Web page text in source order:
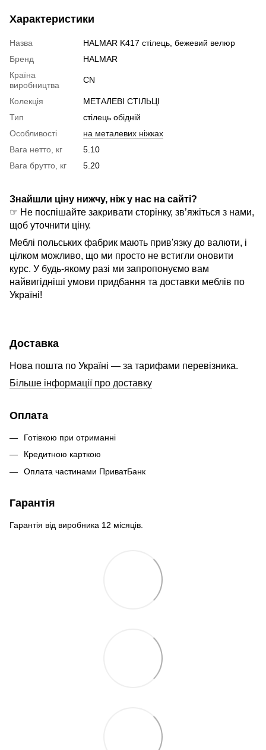
Характеристики
Назва
HALMAR K417 стілець, бежевий велюр
Бренд
HALMAR
Країна
виробництва
CN
Колекція
МЕТАЛЕВІ СТІЛЬЦІ
Тип
стілець обідній
Особливості
на металевих ніжках
Вага нетто, кг
5.10
Вага брутто, кг
5.20
Знайшли ціну нижчу, ніж у нас на сайті?
☞ Не поспішайте закривати сторінку, зв’яжіться з нами,
щоб уточнити ціну.
Меблі польських фабрик мають прив'язку до валюти, і
цілком можливо, що ми просто не встигли оновити
курс. У будь-якому разі ми запропонуємо вам
найвигідніші умови придбання та доставки меблів по
Україні!
Доставка
Нова пошта по Україні — за тарифами перевізника.
Більше інформації про доставку
Оплата
Готівкою при отриманні
Кредитною карткою
Оплата частинами ПриватБанк
Гарантія
Гарантія від виробника 12 місяців.